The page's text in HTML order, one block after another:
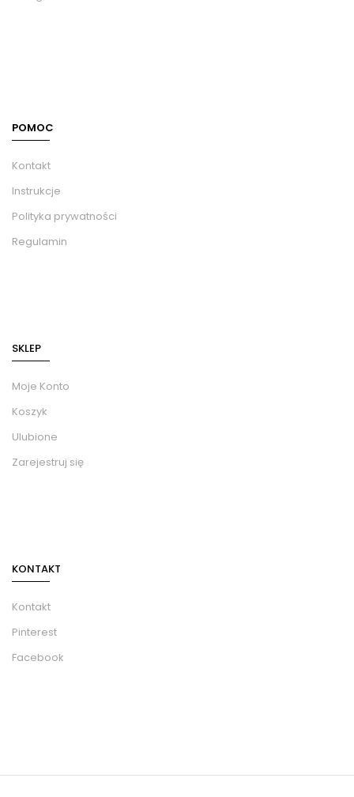
POMOC
Kontakt
Instrukcje
Polityka prywatności
Regulamin
SKLEP
Moje Konto
Koszyk
Ulubione
Zarejestruj się
KONTAKT
Kontakt
Pinterest
Facebook